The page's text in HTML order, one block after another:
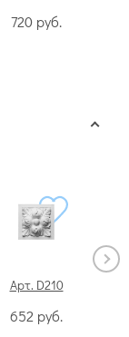
720 руб.
Арт. D210
652 руб.